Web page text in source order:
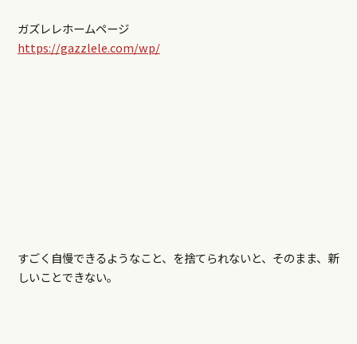
ガズレレホームページ
https://gazzlele.com/wp/
すごく自慢できるようなこと、を捨てられないと、そのまま、新
しいことできない。